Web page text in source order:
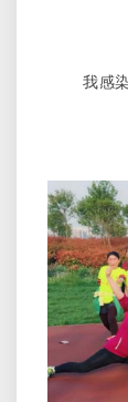
我感